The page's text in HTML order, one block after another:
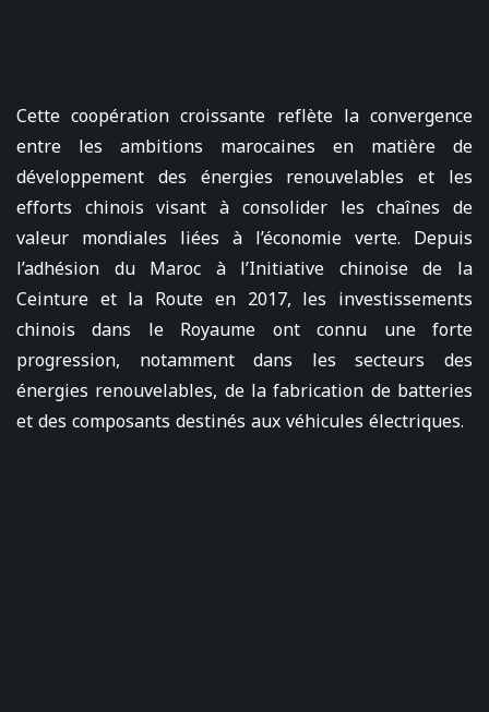
Cette coopération croissante reflète la convergence
entre les ambitions marocaines en matière de
développement des énergies renouvelables et les
efforts chinois visant à consolider les chaînes de
valeur mondiales liées à l’économie verte. Depuis
l’adhésion du Maroc à l’Initiative chinoise de la
Ceinture et la Route en 2017, les investissements
chinois dans le Royaume ont connu une forte
progression, notamment dans les secteurs des
énergies renouvelables, de la fabrication de batteries
et des composants destinés aux véhicules électriques.